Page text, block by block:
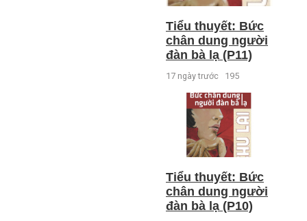
Tiểu thuyết: Bức
chân dung người
đàn bà lạ (P11)
17 ngày trước 195
Tiểu thuyết: Bức
chân dung người
đàn bà lạ (P10)